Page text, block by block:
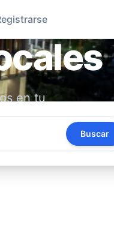
en tu
tu
Buscar